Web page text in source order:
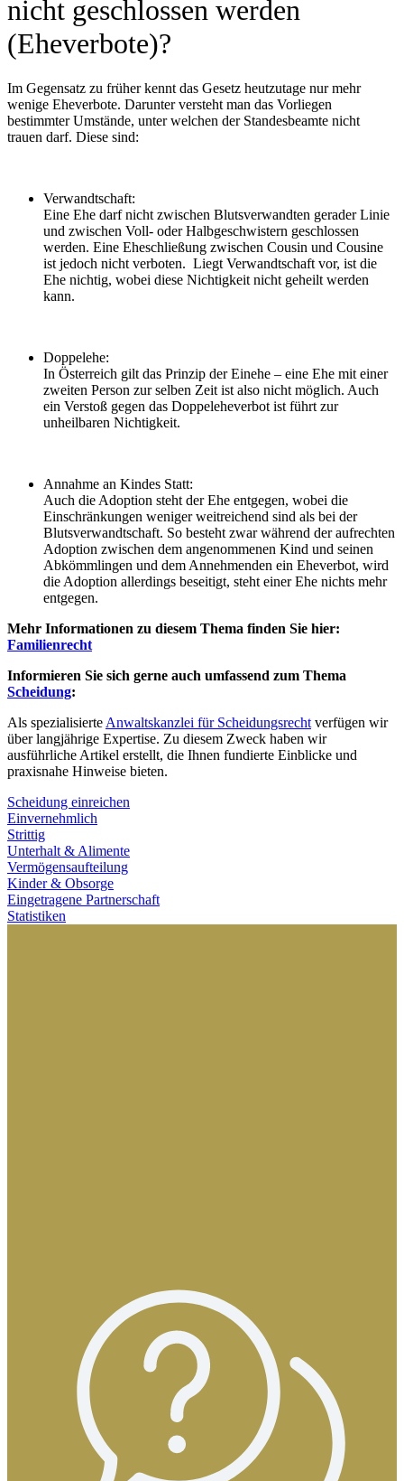
nicht geschlossen werden
(Eheverbote)?
Im Gegensatz zu früher kennt das Gesetz heutzutage nur mehr
wenige Eheverbote. Darunter versteht man das Vorliegen
bestimmter Umstände, unter welchen der Standesbeamte nicht
trauen darf. Diese sind:
Verwandtschaft:
Eine Ehe darf nicht zwischen Blutsverwandten gerader Linie
und zwischen Voll- oder Halbgeschwistern geschlossen
werden. Eine Eheschließung zwischen Cousin und Cousine
ist jedoch nicht verboten. Liegt Verwandtschaft vor, ist die
Ehe nichtig, wobei diese Nichtigkeit nicht geheilt werden
kann.
Doppelehe:
In Österreich gilt das Prinzip der Einehe – eine Ehe mit einer
zweiten Person zur selben Zeit ist also nicht möglich. Auch
ein Verstoß gegen das Doppeleheverbot ist führt zur
unheilbaren Nichtigkeit.
Annahme an Kindes Statt:
Auch die Adoption steht der Ehe entgegen, wobei die
Einschränkungen weniger weitreichend sind als bei der
Blutsverwandtschaft. So besteht zwar während der aufrechten
Adoption zwischen dem angenommenen Kind und seinen
Abkömmlingen und dem Annehmenden ein Eheverbot, wird
die Adoption allerdings beseitigt, steht einer Ehe nichts mehr
entgegen.
Mehr Informationen zu diesem Thema finden Sie hier:
Familienrecht
Informieren Sie sich gerne auch umfassend zum Thema
Scheidung:
Als spezialisierte Anwaltskanzlei für Scheidungsrecht verfügen wir
über langjährige Expertise. Zu diesem Zweck haben wir
ausführliche Artikel erstellt, die Ihnen fundierte Einblicke und
praxisnahe Hinweise bieten.
Scheidung einreichen
Einvernehmlich
Strittig
Unterhalt & Alimente
Vermögensaufteilung
Kinder & Obsorge
Eingetragene Partnerschaft
Statistiken